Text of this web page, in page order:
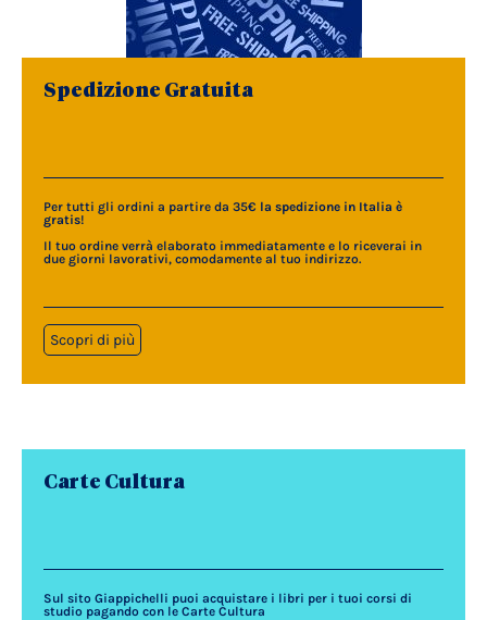
Spedizione Gratuita
Per tutti gli ordini a partire da 35€ la spedizione in Italia è
gratis!
Il tuo ordine verrà elaborato immediatamente e lo riceverai in
due giorni lavorativi, comodamente al tuo indirizzo.
Scopri di più
Carte Cultura
Sul sito Giappichelli puoi acquistare i libri per i tuoi corsi di
studio pagando con le Carte Cultura